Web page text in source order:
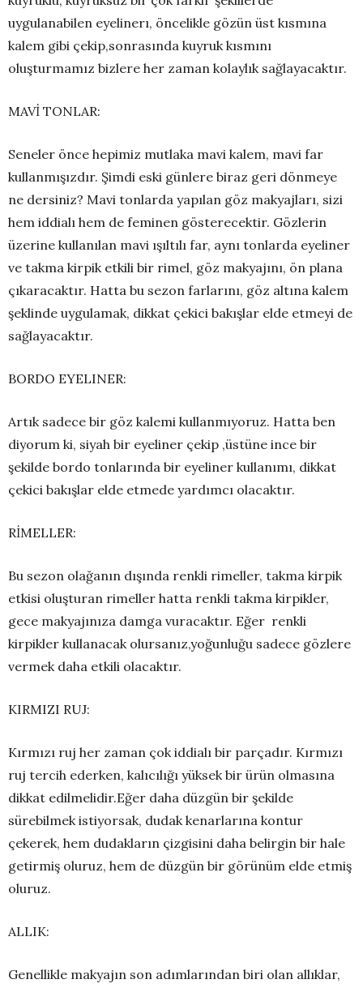
uygulanabilen eyelinerı, öncelikle gözün üst kısmına
kalem gibi çekip,sonrasında kuyruk kısmını
oluşturmamız bizlere her zaman kolaylık sağlayacaktır.
MAVİ TONLAR:
Seneler önce hepimiz mutlaka mavi kalem, mavi far
kullanmışızdır. Şimdi eski günlere biraz geri dönmeye
ne dersiniz? Mavi tonlarda yapılan göz makyajları, sizi
hem iddialı hem de feminen gösterecektir. Gözlerin
üzerine kullanılan mavi ışıltılı far, aynı tonlarda eyeliner
ve takma kirpik etkili bir rimel, göz makyajını, ön plana
çıkaracaktır. Hatta bu sezon farlarını, göz altına kalem
şeklinde uygulamak, dikkat çekici bakışlar elde etmeyi de
sağlayacaktır.
BORDO EYELINER:
Artık sadece bir göz kalemi kullanmıyoruz. Hatta ben
diyorum ki, siyah bir eyeliner çekip ,üstüne ince bir
şekilde bordo tonlarında bir eyeliner kullanımı, dikkat
çekici bakışlar elde etmede yardımcı olacaktır.
RİMELLER:
Bu sezon olağanın dışında renkli rimeller, takma kirpik
etkisi oluşturan rimeller hatta renkli takma kirpikler,
gece makyajınıza damga vuracaktır. Eğer renkli
kirpikler kullanacak olursanız,yoğunluğu sadece gözlere
vermek daha etkili olacaktır.
KIRMIZI RUJ:
Kırmızı ruj her zaman çok iddialı bir parçadır. Kırmızı
ruj tercih ederken, kalıcılığı yüksek bir ürün olmasına
dikkat edilmelidir.Eğer daha düzgün bir şekilde
sürebilmek istiyorsak, dudak kenarlarına kontur
çekerek, hem dudakların çizgisini daha belirgin bir hale
getirmiş oluruz, hem de düzgün bir görünüm elde etmiş
oluruz.
ALLIK:
Genellikle makyajın son adımlarından biri olan allıklar,